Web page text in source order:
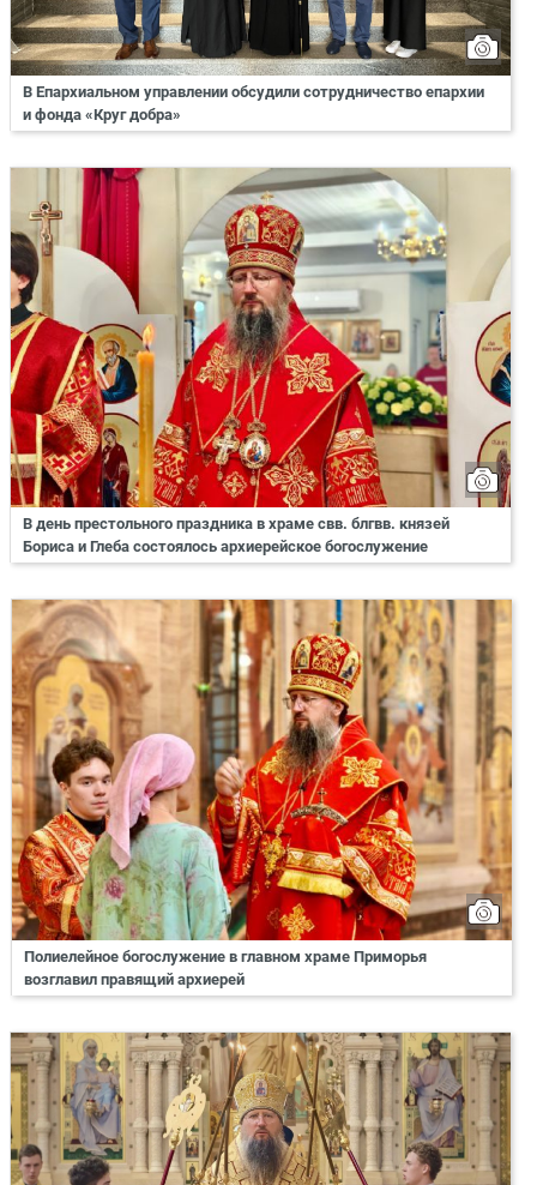
В Епархиальном управлении обсудили сотрудничество епархии
и фонда «Круг добра»
В день престольного праздника в храме свв. блгвв. князей
Бориса и Глеба состоялось архиерейское богослужение
Полиелейное богослужение в главном храме Приморья
возглавил правящий архиерей